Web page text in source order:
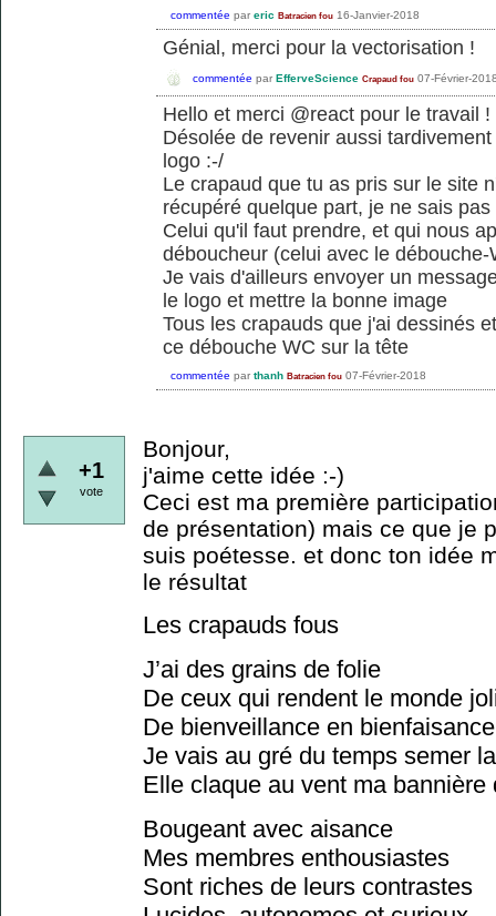
commentée par eric Batracien fou 16-Janvier-2018
Génial, merci pour la vectorisation !
commentée par EfferveScience Crapaud fou 07-Février-
Hello et merci @react pour le travail !
Désolée de revenir aussi
logo :-/
Le crapaud que tu as pris sur le site
récupéré quelque part, je ne sais
Celui qu'il faut prendre, et qui nous
déboucheur (celui avec le
Je vais d'ailleurs envoyer un
le logo et mettre la bonne image
Tous les crapauds que j'ai dessinés
ce débouche WC sur la tête
commentée par thanh Batracien fou 07-Février-2018
+1
vote
Bonjour,
j'aime cette idée :-)
Ceci est ma première
de présentation) mais ce que je
suis poétesse. et donc ton idée
le résultat
Les crapauds fous
J’ai des grains de folie
De ceux qui rendent le monde
De bienveillance en bienfaisance
Je vais au gré du temps semer
Elle claque au vent ma bannière
Bougeant avec aisance
Mes membres enthousiastes
Sont riches de leurs contrastes